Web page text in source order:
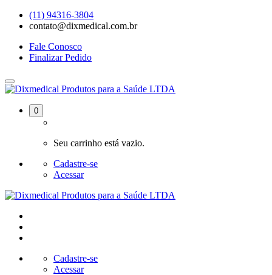
(11) 94316-3804
contato@dixmedical.com.br
Fale Conosco
Finalizar Pedido
0
Seu carrinho está vazio.
Cadastre-se
Acessar
Cadastre-se
Acessar